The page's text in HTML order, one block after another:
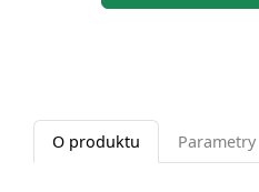
O produktu Parametry